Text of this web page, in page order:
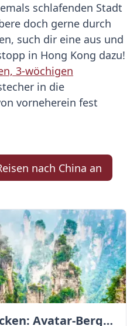
schlafenden Stadt
doch gerne durch
such dir eine aus und
in Hong Kong dazu!
3-wöchigen
in die
vorneherein fest
nach China an
Zhangjiajie entdecken: Avatar-Berge & Altstadt von Fenghuang